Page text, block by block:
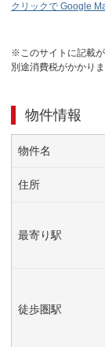
クリックで Google
※このサイトに記載が
別途消費税がかかりま
物件情報
物件名
住所
最寄り駅
徒歩圏駅